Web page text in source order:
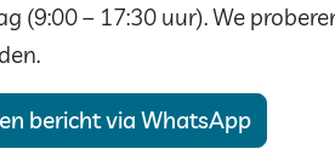
(9:00 – 17:30 uur). We
bericht via WhatsApp